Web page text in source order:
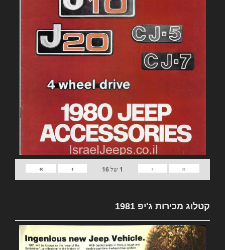
«
‹
1 של16
›
»
קטלוג מכירות ג'יפ 1981